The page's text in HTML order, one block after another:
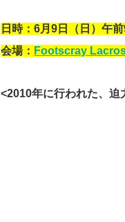
日時：6月9日（日）午
会場： Footscray
<2010年に行われた、迫